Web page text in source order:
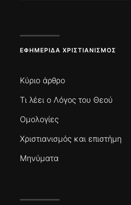
ΕΦΗΜΕΡΊΔΑ ΧΡΙΣΤΙΑΝΙΣΜΌΣ
Κύριο άρθρο
Τι λέει ο Λόγος του Θεού
Ομολογίες
Χριστιανισμός και επιστήμη
Μηνύματα